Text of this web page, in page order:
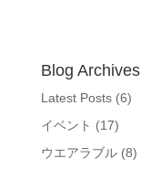
Blog Archives
Latest Posts(6)
イベント (17)
ウエアラブル(8)